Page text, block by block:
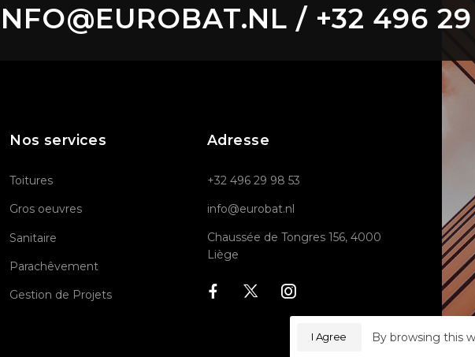
/ +32 496 29
Nos services
Toitures
Gros oeuvres
Sanitaire
Parachêvement
Gestion de Projets
Adresse
+32 496 29 98 53
info@eurobat.nl
Chaussée de Tongres 156, 4000
Liège
By browsing this
I Agree